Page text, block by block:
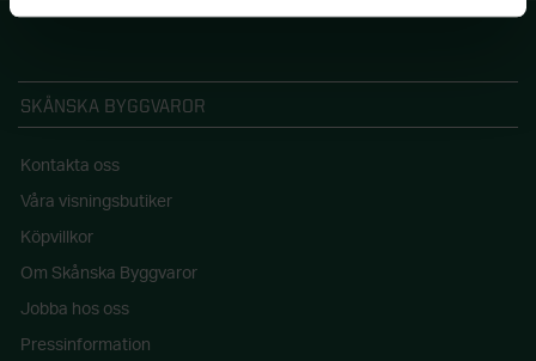
SKÅNSKA BYGGVAROR
Kontakta oss
Våra visningsbutiker
Köpvillkor
Om Skånska Byggvaror
Jobba hos oss
Pressinformation